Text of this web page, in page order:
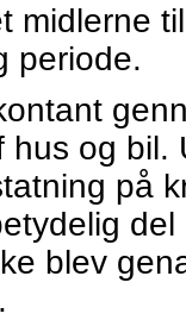
midlerne
periode.
og
på
blev